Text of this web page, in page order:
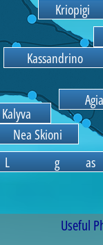
Kriopigi
Loutra
Agia
NeaSkioni
Kalyva
Kassandrino
Useful